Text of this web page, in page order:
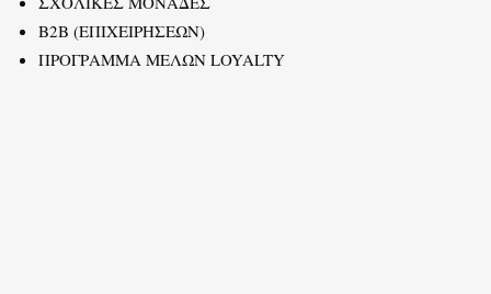
B2B (ΕΠΙΧΕΙΡΗΣΕΩΝ)
ΠΡΟΓΡΑΜΜΑ ΜΕΛΩΝ LOYALTY